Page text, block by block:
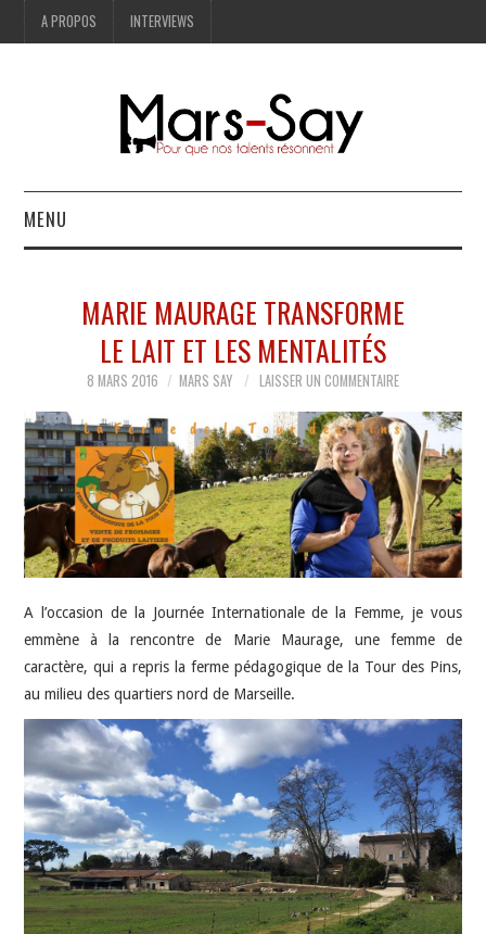
A PROPOS INTERVIEWS
MENU
MODE
LIFESTYLE
ART
HIGH-TECH
IDÉES SORTIES
INTERVIEWS
MARIE MAURAGE TRANSFORME
LE LAIT ET LES MENTALITÉS
8 MARS 2016 MARS SAY LAISSER UN COMMENTAIRE
A l’occasion de la Journée Internationale de la Femme, je vous
emmène à la rencontre de Marie Maurage, une femme de
caractère, qui a repris la ferme pédagogique de la Tour des Pins,
au milieu des quartiers nord de Marseille.